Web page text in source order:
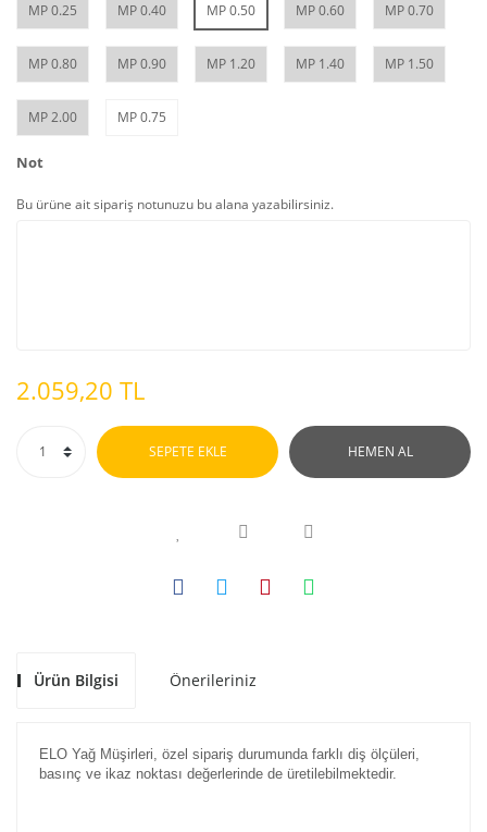
MP 0.25 MP 0.40 MP 0.50 MP 0.60 MP 0.70
MP 0.80 MP 0.90 MP 1.20 MP 1.40 MP 1.50
MP 2.00 MP 0.75
Not
Bu ürüne ait sipariş notunuzu bu alana yazabilirsiniz.
2.059,20 TL
SEPETE EKLE HEMEN AL
Ürün Bilgisi Önerileriniz
ELO Yağ Müşirleri, özel sipariş durumunda farklı diş ölçüleri,
basınç ve ikaz noktası değerlerinde de üretilebilmektedir.